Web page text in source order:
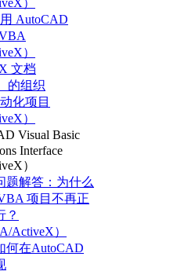
AutoCAD
）
文档
的组织
化项目
）
Visual Basic
Interface
）
题解答：为什么
项目不再正
？
ActiveX）
何在AutoCAD